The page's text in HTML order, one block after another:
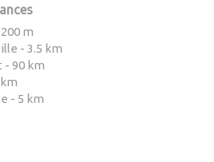
m
- 3.5 km
90 km
- 5 km